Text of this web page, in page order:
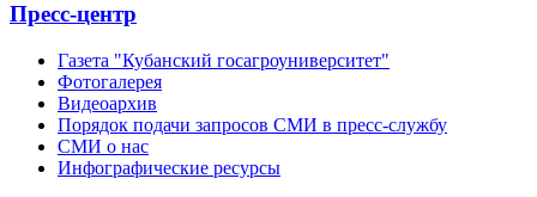
Пресс-центр
Газета "Кубанский госагроуниверситет"
Фотогалерея
Видеоархив
Порядок подачи запросов СМИ в пресс-службу
СМИ о нас
Инфографические ресурсы